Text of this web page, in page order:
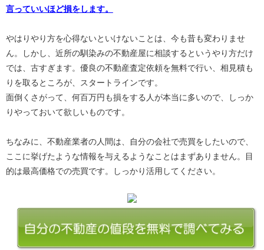
言っていいほど損をします。
やはりやり方を心得ないといけないことは、今も昔も変わりませ
ん。しかし、近所の馴染みの不動産屋に相談するというやり方だけ
では、古すぎます。優良の不動産査定依頼を無料で行い、相見積も
りを取るところが、スタートラインです。
面倒くさがって、何百万円も損をする人が本当に多いので、しっか
りやっておいて欲しいものです。
ちなみに、不動産業者の人間は、自分の会社で売買をしたいので、
ここに挙げたような情報を与えるようなことはまずありません。目
的は最高価格での売買です。しっかり活用してください。